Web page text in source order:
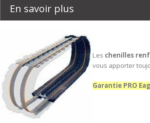
En savoir plus
Les chenilles
vous apporter
Garantie PRO